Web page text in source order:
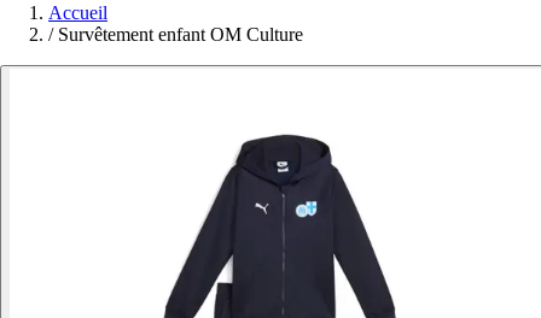
Accueil
/ Survêtement enfant OM Culture